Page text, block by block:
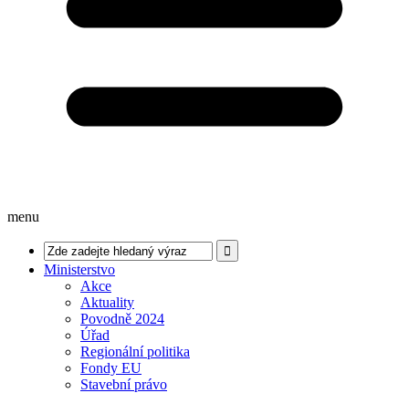
menu
Ministerstvo
Akce
Aktuality
Povodně 2024
Úřad
Regionální politika
Fondy EU
Stavební právo